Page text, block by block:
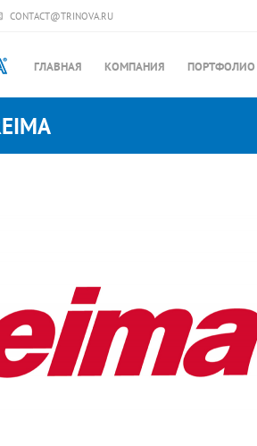
CONTACT@TRINOVA.RU
ГЛАВНАЯ КОМПАНИЯ ПОРТФОЛИО